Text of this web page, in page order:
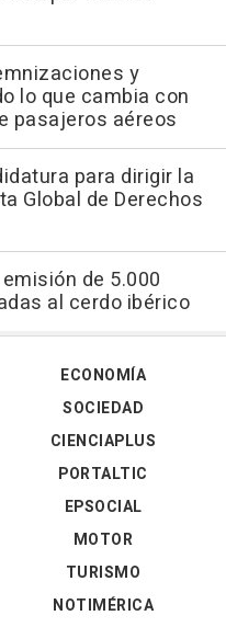
y
lo que cambia con
pasajeros aéreos
para dirigir la
Global de Derechos
de 5.000
al cerdo ibérico
ECONOMÍA
SOCIEDAD
CIENCIAPLUS
PORTALTIC
EPSOCIAL
MOTOR
TURISMO
NOTIMÉRICA